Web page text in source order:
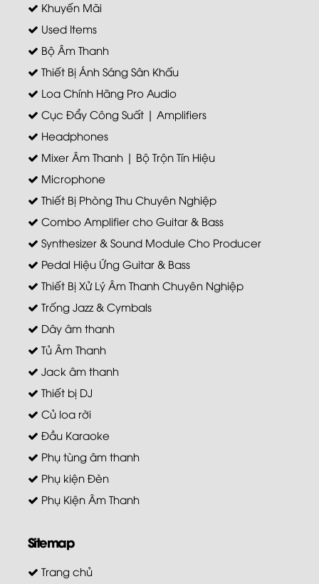
Khuyến Mãi
Used Items
Bộ Âm Thanh
Thiết Bị Ánh Sáng Sân Khấu
Loa Chính Hãng Pro Audio
Cục Đẩy Công Suất | Amplifiers
Headphones
Mixer Âm Thanh | Bộ Trộn Tín Hiệu
Microphone
Thiết Bị Phòng Thu Chuyên Nghiệp
Combo Amplifier cho Guitar & Bass
Synthesizer & Sound Module Cho Producer
Pedal Hiệu Ứng Guitar & Bass
Thiết Bị Xử Lý Âm Thanh Chuyên Nghiệp
Trống Jazz & Cymbals
Dây âm thanh
Tủ Âm Thanh
Jack âm thanh
Thiết bị DJ
Củ loa rời
Đầu Karaoke
Phụ tùng âm thanh
Phụ kiện Đèn
Phụ Kiện Âm Thanh
Sitemap
Trang chủ